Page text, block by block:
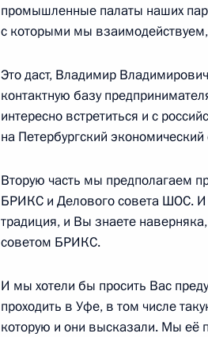
Совещание по вопросам
госкомпаний
Совещание с членами
Церемония вручения премии
9 декабря 2014 года, 14:15 Москва
промышленные палаты наших
с которыми мы взаимодействуем,
Это даст, Владимир
контактную базу
интересно встретиться и с
на Петербургский
Вторую часть мы предполагаем
БРИКС и Делового совета ШОС. И
традиция, и Вы знаете
советом БРИКС.
И мы хотели бы просить Вас
проходить в Уфе, в том числе
которую и они высказали. Мы её